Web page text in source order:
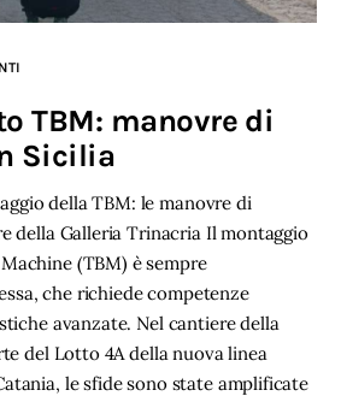
TBM: manovre di
Sicilia
della TBM: le manovre di
della Galleria Trinacria Il montaggio
(TBM) è sempre
che richiede competenze
avanzate. Nel cantiere della
del Lotto 4A della nuova linea
le sfide sono state amplificate